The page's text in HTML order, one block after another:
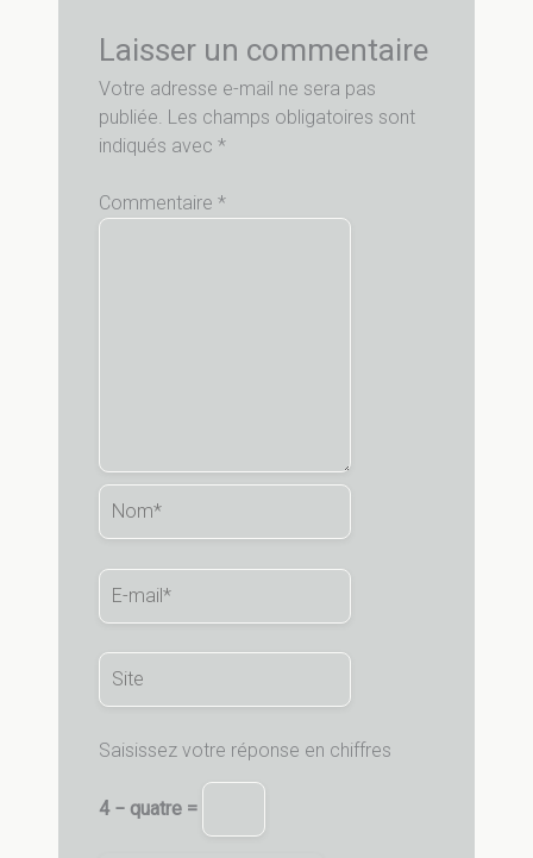
Laisser un commentaire
Votre adresse e-mail ne sera pas
publiée. Les champs obligatoires sont
indiqués avec *
Commentaire *
Nom*
E-
mail*
Site
Saisissez votre réponse en chiffres
4 − quatre =